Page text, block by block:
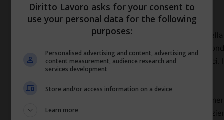
legittimo
Accanto ai controlli «ordinari», rientrano ormai
. Servono a tutelare l’azienda di fronte a
segreti commerciali o abusi degli strumenti informatici.
legittimo del titolareprevisto dal GDPR.
Quando un sistema rileva attività anomale – un
fuori orario, inoltri sospetti verso email esterne –
Diritto Lavoro asks for your consent to
use your personal data for the following
purposes:
Personalised advertising and content, advertising and
content measurement, audience research and
services development
Store and/or access information on a device
Learn more